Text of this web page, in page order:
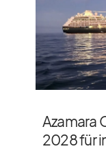
Azamara
2028 für